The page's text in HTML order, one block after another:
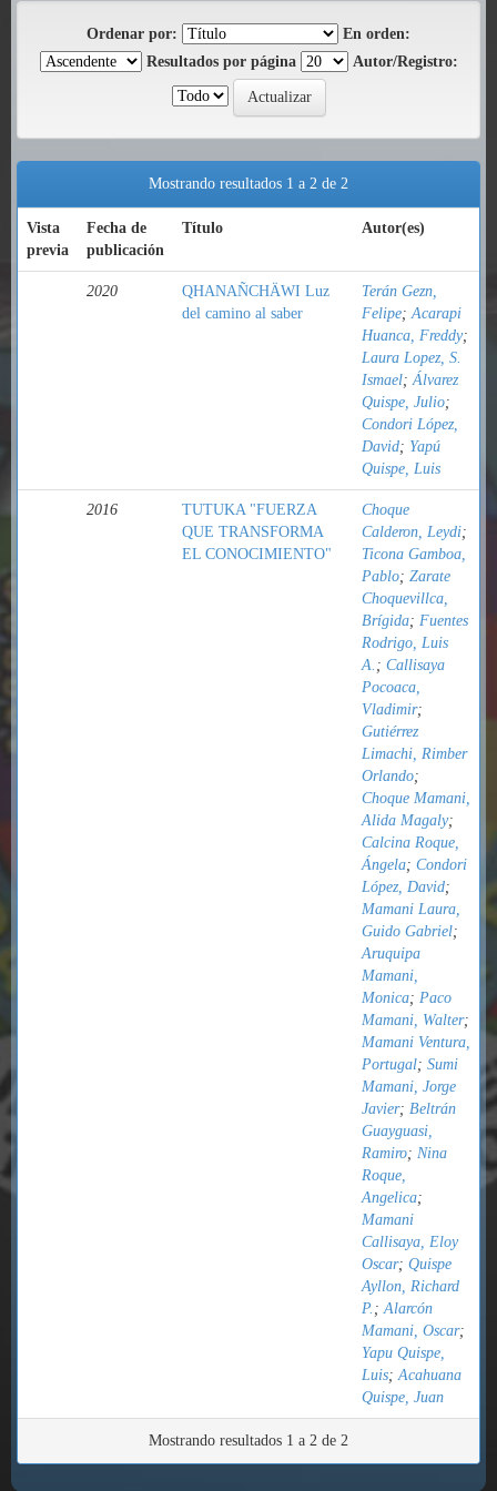
Ordenar por:
En orden:
Resultados por página
Autor/Registro:
Mostrando resultados 1 a 2 de 2
Vista
previa
Fecha de
publicación
Título Autor(es)
2020
QHANAÑCHÄWI Luz
del camino al saber
Terán Gezn,
Felipe;Acarapi
Huanca, Freddy;
Laura Lopez, S.
Ismael;Álvarez
Quispe, Julio;
Condori López,
David; Yapú
Quispe, Luis
2016
TUTUKA "FUERZA
QUE TRANSFORMA
EL CONOCIMIENTO"
Choque
Calderon, Leydi;
Ticona Gamboa,
Pablo; Zarate
Choquevillca,
Brígida; Fuentes
Rodrigo, Luis
A. ; Callisaya
Pocoaca,
Vladimir;
Gutiérrez
Limachi, Rimber
Orlando;
Choque Mamani,
Alida Magaly;
Calcina Roque,
Ángela; Condori
López, David;
Mamani Laura,
Guido Gabriel;
Aruquipa
Mamani,
Monica; Paco
Mamani, Walter;
Mamani Ventura,
Portugal; Sumi
Mamani, Jorge
Javier; Beltrán
Guayguasi,
Ramiro; Nina
Roque,
Angelica;
Mamani
Callisaya, Eloy
Oscar; Quispe
Ayllon, Richard
P. ;Alarcón
Mamani, Oscar;
Yapu Quispe,
Luis;Acahuana
Quispe, Juan
Mostrando resultados 1 a 2 de 2